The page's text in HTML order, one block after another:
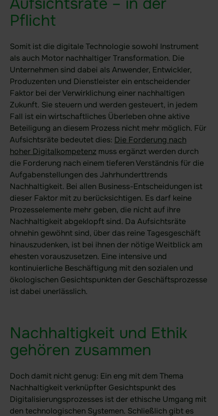
Newsletter
Presse
Glossar
Webinare & Events
Downloads
Broschüren
White Paper
Erfolgsgeschichten
Branchen-Anwendungen
Nutzer-Ressourcen
Service-Center
Das ist neu | Release Notes
Videos
Academy
Datenschutzerklärung
Impressum
Karriere
Presse – Aktuelles rund um idgard
EN
Pflicht
Somit ist die digitale Technologie sowohl Instrument
als auch Motor nachhaltiger Transformation. Die
Unternehmen sind dabei als Anwender, Entwickler,
Produzenten und Dienstleister ein entscheidender
Faktor bei der Verwirklichung einer nachhaltigen
Zukunft. Sie steuern und werden gesteuert, in jedem
Fall ist ein wirtschaftliches Überleben ohne aktive
Beteiligung an diesem Prozess nicht mehr möglich. Für
Aufsichtsräte bedeutet dies: Die Forderung nach
hoher Digitalkompetenz muss ergänzt werden durch
die Forderung nach einem tieferen Verständnis für die
Aufgabenstellungen des Jahrhunderttrends
Nachhaltigkeit. Bei allen Business-Entscheidungen ist
dieser Faktor mit zu berücksichtigen. Es darf keine
Prozesselemente mehr geben, die nicht auf ihre
Nachhaltigkeit abgeklopft sind. Da Aufsichtsräte
ohnehin gewöhnt sind, über das reine Tagesgeschäft
hinauszudenken, ist bei ihnen der nötige Weitblick am
ehesten vorauszusetzen. Eine intensive und
kontinuierliche Beschäftigung mit den sozialen und
ökologischen Gesichtspunkten der Geschäftsprozesse
ist dabei unerlässlich.
Nachhaltigkeit und Ethik
gehören zusammen
Doch damit nicht genug: Ein eng mit dem Thema
Nachhaltigkeit verknüpfter Gesichtspunkt des
Digitalisierungsprozesses ist der ethische Umgang mit
den technologischen Systemen. Schließlich gibt es